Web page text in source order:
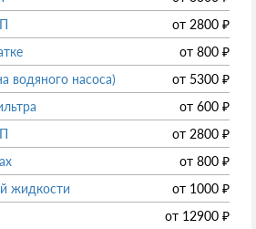
от 2800 ₽
от 800 ₽
водяного насоса)
от 5300 ₽
от 600 ₽
от 2800 ₽
от 800 ₽
жидкости
от 1000 ₽
от 12900 ₽